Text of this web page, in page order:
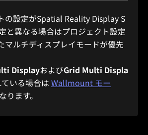
の設定がSpatial Reality Display S
と異なる場合はプロジェクト設定
マルチディスプレイモードが優先
DisplayおよびGrid Multi Displa
いる場合は Wallmount モー
ります。